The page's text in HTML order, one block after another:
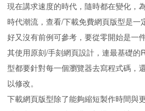
現在講求速度的時代，隨時都在變化，
時代潮流，查看/下載免費網頁版型是一
好又沒有前例可參考，要從零開始是一
其使用原刻/手刻網頁設計，連最基礎的
型都要針對每一個瀏覽器去寫程式碼，
以修改。
下載網頁版型除了能夠縮短製作時間與